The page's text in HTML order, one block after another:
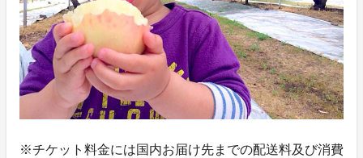
※チケット料金には国内お届け先までの配送料及び消費